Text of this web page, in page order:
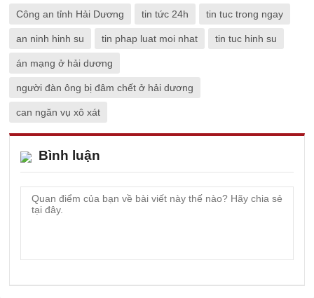
Công an tỉnh Hải Dương tin tức 24h tin tuc trong ngay
an ninh hinh su tin phap luat moi nhat tin tuc hinh su
án mạng ở hải dương
người đàn ông bị đâm chết ở hải dương
can ngăn vụ xô xát
Bình luận